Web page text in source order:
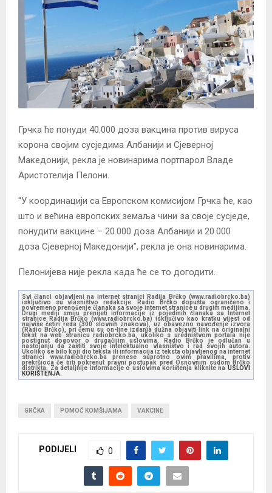
Грчка ће понуди 40.000 доза вакцина против вируса
корона својим сусједима Албанији и Сјеверној
Македонији, рекла је новинарима портпарол Владе
Аристотелија Пелони.
“У координацији са Европском комисијом Грчка ће, као
што и већина европских земаља чини за своје сусједе,
понудити вакцине – 20.000 доза Албанији и 20.000
доза Сјеверној Македонији”, рекла је она новинарима.
Пелонијева није рекла када ће се то догодити.
Svi članci objavljeni na internet stranici Radija Brčko (www.radiobrcko.ba)
isključivo su vlasništvo redakcije. Radio Brčko dopušta ograničeno i
povremeno prenošenje članaka sa svoje internet stranice u drugim medijima.
Drugi mediji smiju prenijeti informacije iz pojedinih članaka sa Internet
stranice Radija Brčko (www.radiobrcko.ba) isključivo kao kratku vijest od
najviše četiri reda (300 slovnih znakova), uz obavezno navođenje izvora
(Radio Brčko), pri čemu su on-line izdanja dužna objaviti link na originalni
tekst na web stranicu radiobrcko.ba, ukoliko s uredništvom portala nije
postignut dogovor o drugačijim uslovima. Radio Brčko je odlučan u
nastojanju da zaštiti svoje intelektualno vlasništvo i rad svojih autora.
Ukoliko se bilo koji dio teksta ili informacija iz teksta objavljenog na internet
stranici www.radiobrcko.ba prenese suprotno ovim pravilima, protiv
prekršioca će biti pokrenut pravni postupak pred Osnovnim sudom Brčko
distrikta. Za detaljnije informacije o uslovima korištenja kliknite na USLOVI
KORIŠTENJA.
GRČKA POMOĆ KOMŠIJAMA VAKCINE
PODIJELI 0